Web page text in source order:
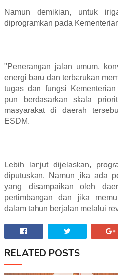
Namun demikian, untuk
diprogramkan pada
"Penerangan jalan umum,
energi baru dan terbarukan
tugas dan fungsi
pun berdasarkan skala
masyarakat di daerah
ESDM.
Lebih lanjut dijelaskan,
diputuskan. Namun jika ada
yang disampaikan oleh
pertimbangan dan jika
dalam tahun berjalan melalui
RELATED POSTS